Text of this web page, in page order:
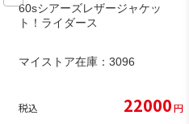
60sシアーズレザージャケッ
ト！ライダース
マイストア在庫： 3096
税込 22000円